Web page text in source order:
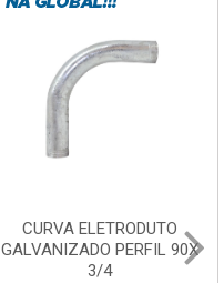
CURVA ELETRODUTO
GALVANIZADO PERFIL 90X
3/4